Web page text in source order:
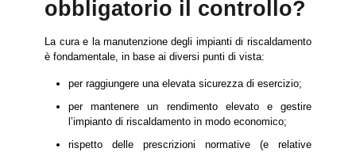
obbligatorio il controllo?
La cura e la manutenzione degli impianti di riscaldamento
è fondamentale, in base ai diversi punti di vista:
per raggiungere una elevata sicurezza di esercizio;
per mantenere un rendimento elevato e gestire
l’impianto di riscaldamento in modo economico;
rispetto delle prescrizioni normative (e relative